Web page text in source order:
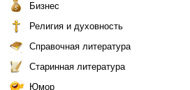
Бизнес
Религия и духовность
Справочная литература
Старинная литература
Юмор